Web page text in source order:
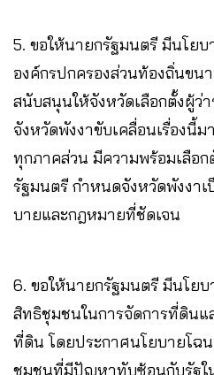
5. ขอให้นายกรัฐมนตรี มีนโยบ
องค์กรปกครองส่วนท้องถิ่นขน
สนับสนุนให้จังหวัดเลือกตั้งผู้ว่
จังหวัดพังงาขับเคลื่อนเรื่องนี้
ทุกภาคส่วน มีความพร้อมเลือก
รัฐมนตรี กำหนดจังหวัดพังงาเ
บายและกฎหมายที่ชัดเจน
6. ขอให้นายกรัฐมนตรี มีนโยบ
สิทธิชุมชนในการจัดการที่ดินแ
ที่ดิน โดยประกาศนโยบายโฉ
ชุมชนที่มีปัญหาทับซ้อนกับรัฐใ